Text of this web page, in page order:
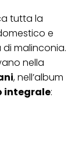
tutta la
e
malinconia.
nella
, nell’album
integrale: